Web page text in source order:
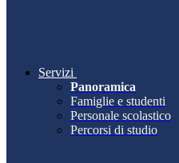
Servizi
Panoramica
Famiglie e studenti
Personale scolastico
Percorsi di studio